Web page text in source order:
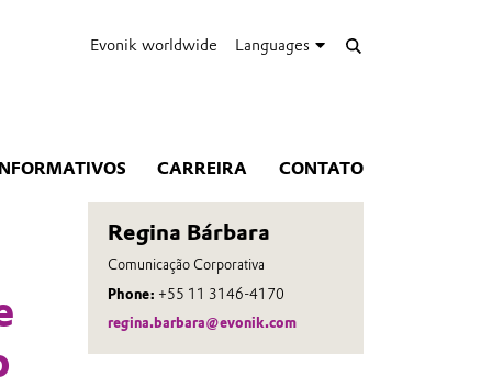
Evonik worldwide Languages
CARREIRA CONTATO
Regina Bárbara
Comunicação Corporativa
Phone: +55 11 3146-4170
regina.barbara@evonik.com